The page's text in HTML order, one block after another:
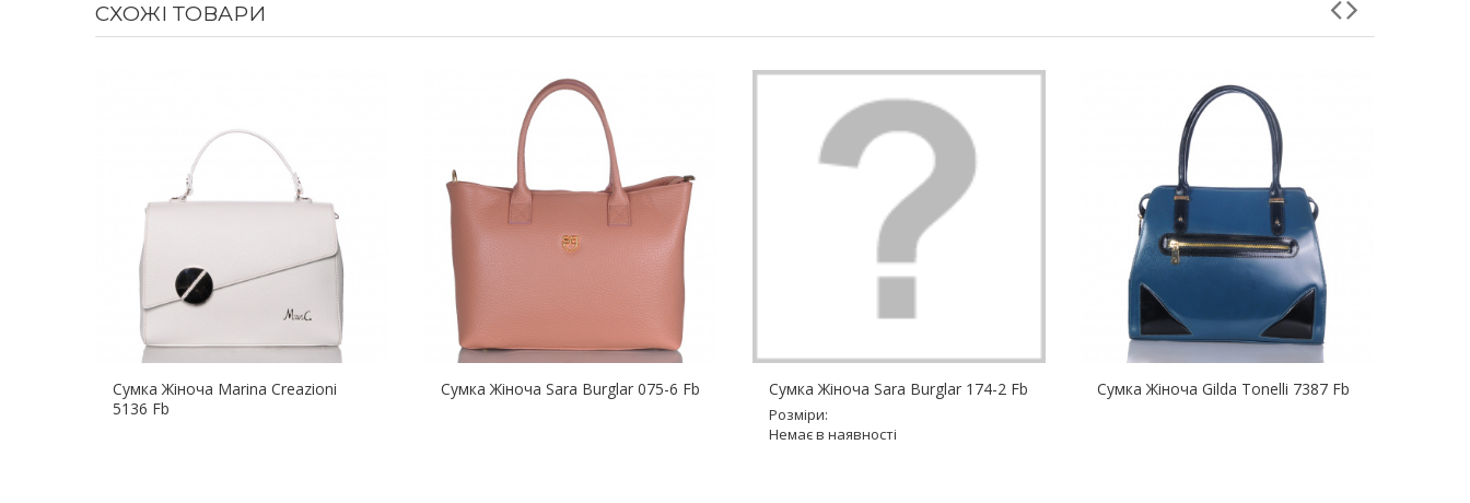
СХОЖІ ТОВАРИ
Сумка Жіноча Marina Creazioni
5136 Fb
Сумка Жіноча Sara Burglar 075-6 Fb Сумка Жіноча Sara Burglar 174-2 Fb
Розміри:
Немає в наявності
Сумка Жіноча Gilda Tonelli 7387 Fb